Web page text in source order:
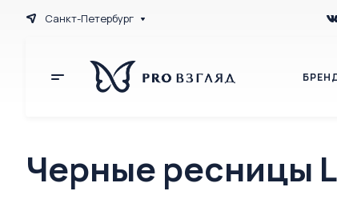
Санкт-Петербург
Черные ресницы